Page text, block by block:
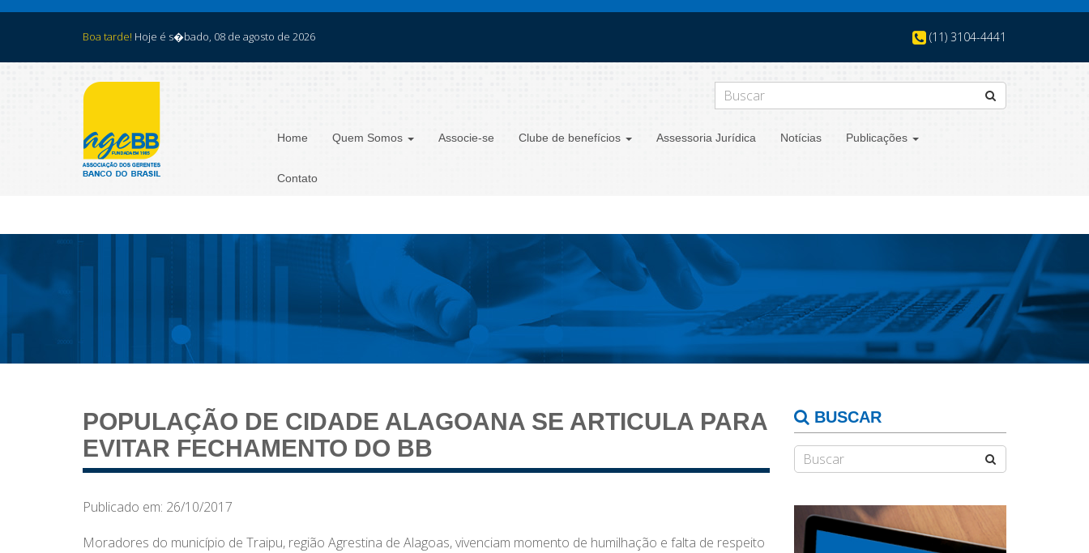
Boa tarde! Hoje é s�bado, 08 de agosto de 2026 (11) 3104-4441
Home Quem Somos Associe-se Clube de benefícios Assessoria Jurídica Notícias Publicações
Contato
POPULAÇÃO DE CIDADE ALAGOANA SE ARTICULA PARA
EVITAR FECHAMENTO DO BB
Publicado em: 26/10/2017
Moradores do município de Traipu, região Agrestina de Alagoas, vivenciam momento de humilhação e falta de respeito
BUSCAR